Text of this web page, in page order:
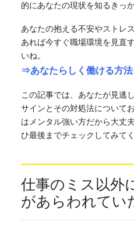
的にあなたの現状を知るきっ
あなたの抱える不安やストレ
あれば今すぐ職場環境を見直
いね。
⇒あなたらしく働ける方
この記事では、あなたが見逃
サインとその対処法について
はメンタル強い方だから大丈
ひ最後までチェックしてみてく
仕事のミス以外
があらわれてい